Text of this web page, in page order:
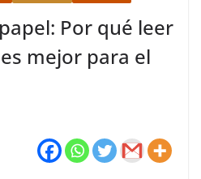
Por qué leer
mejor para el